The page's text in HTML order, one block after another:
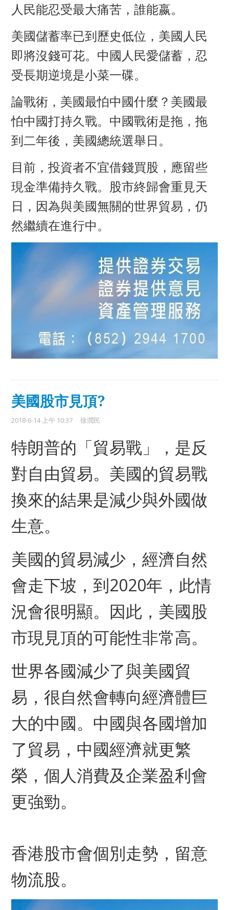
人民能忍受最大痛苦，誰能嬴。
美國儲蓄率已到歷史低位，美國人民
即將沒錢可花。中國人民愛儲蓄，忍
受長期逆境是小菜一碟。
論戰術，美國最怕中國什麼？美國最
怕中國打持久戰。中國戰術是拖，拖
到二年後 ， 美國總統選舉日。
目前，投資者不宜借錢買股，應留些
現金準備持久戰。股市終歸會重見天
日，因為與美國無關的世界貿易 ，仍
然繼續在進行中。
美國股市見頂?
2018-6-14 上午 10:37 徐潤民
特朗普的「貿易戰」，是反
對自由貿易。美國的貿易戰
換來的結果是減少與外國做
生意。
美國的貿易減少，經濟自然
會走下坡，到2020年，此情
況會很明顯。因此，美國股
市現見頂的可能性非常高。
世界各國減少了與美國貿
易，很自然會轉向經濟體巨
大的中國。中國與各國增加
了貿易，中國經濟就更繁
榮，個人消費及企業盈利會
更強勁。
香港股市會個別走勢，留意
物流股。